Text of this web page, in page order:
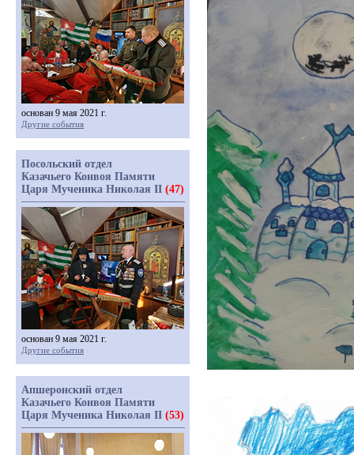
основан 9 мая 2021 г.
Другие события
Посольский отдел
Казачьего Конвоя Памяти
Царя Мученика Николая II (47)
основан 9 мая 2021 г.
Другие события
Апшеронский отдел
Казачьего Конвоя Памяти
Царя Мученика Николая II (53)